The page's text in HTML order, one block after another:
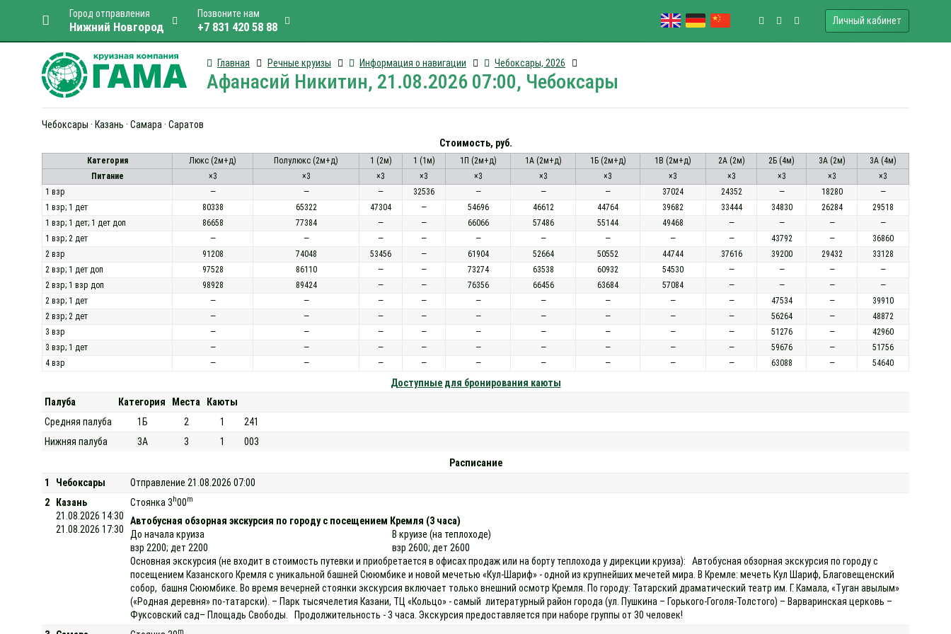
Город отправления
Нижний Новгород
Позвоните нам
+7 831 420 58 88 Личный кабинет
Главная Речные круизы Информация о навигации Чебоксары, 2026
Афанасий Никитин, 21.08.2026 07:00, Чебоксары
Чебоксары · Казань · Самара · Саратов
Стоимость, руб.
Категория Люкс (2м+д) Полулюкс (2м+д) 1 (2м) 1 (1м) 1П (2м+д) 1А (2м+д) 1Б (2м+д) 1В (2м+д) 2А (2м) 2Б (4м) 3А (2м)
3А (4м)
Питание
×3 ×3 ×3 ×3 ×3 ×3 ×3 ×3 ×3 ×3 ×3
×3
1 взр
— — — 32536 — — — 37024 24352 — 18280
—
1 взр; 1 дет
80338 65322 47304 — 54696 46612 44764 39682 33444 34830 26284
29518
1 взр; 1 дет; 1 дет доп
86658 77384 — — 66066 57486 55144 49468 — — —
—
1 взр; 2 дет
— — — — — — — — — 43792 —
36860
2 взр
91208 74048 53456 — 61904 52664 50552 44744 37616 39200 29432
33128
2 взр; 1 дет доп
97528 86110 — — 73274 63538 60932 54530 — — —
—
2 взр; 1 взр доп
98928 89424 — — 76356 66456 63684 57084 — — —
—
2 взр; 1 дет
— — — — — — — — — 47534 —
39910
2 взр; 2 дет
— — — — — — — — — 56264 —
48872
3 взр
— — — — — — — — — 51276 —
42960
3 взр; 1 дет
— — — — — — — — — 59676 —
51756
4 взр
— — — — — — — — — 63088 — 54640
Доступные для бронирования каюты
Палуба
Категория Места
Каюты
Средняя палуба
1Б 2 1
241
Нижняя палуба
3А 3 1
003
Расписание
1
Чебоксары
Отправление 21.08.2026 07:00
2
Казань
21.08.2026 14:30
21.08.2026 17:30
Стоянка 3 h00m
Автобусная обзорная экскурсия по городу с посещением Кремля (3 часа)
До начала круиза
взр 2200; дет 2200
В круизе (на теплоходе)
взр 2600; дет 2600
Основная экскурсия (не входит в стоимость путевки и приобретается в офисах продаж или на борту теплохода у дирекции круиза): Автобусная обзорная экскурсия по городу с
посещением Казанского Кремля с уникальной башней Сююмбике и новой мечетью «Кул-Шариф» - одной из крупнейших мечетей мира. В Кремле: мечеть Кул Шариф, Благовещенский
собор, башня Сююмбике. Во время вечерней стоянки экскурсия включает только внешний осмотр Кремля. По городу: Татарский драматический театр им. Г. Камала, «Туган авылым»
(«Родная деревня» по-татарски). – Парк тысячелетия Казани, ТЦ «Кольцо» - самый литературный район города (ул. Пушкина – Горького-Гоголя-Толстого) – Варваринская церковь –
Фуксовский сад– Площадь Свободы. Продолжительность - 3 часа. Экскурсия предоставляется при наборе группы от 30 человек!
m